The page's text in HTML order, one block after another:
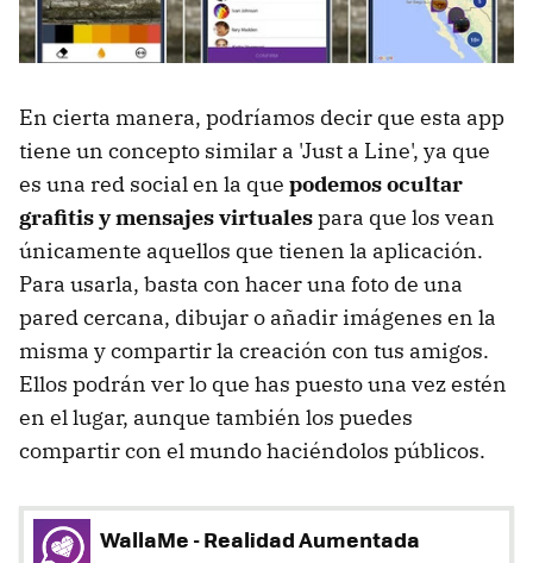
En cierta manera, podríamos decir que esta app
tiene un concepto similar a 'Just a Line', ya que
es una red social en la que podemos ocultar
grafitis y mensajes virtualespara que los vean
únicamente aquellos que tienen la aplicación.
Para usarla, basta con hacer una foto de una
pared cercana, dibujar o añadir imágenes en la
misma y compartir la creación con tus amigos.
Ellos podrán ver lo que has puesto una vez estén
en el lugar, aunque también los puedes
compartir con el mundo haciéndolos públicos.
WallaMe - Realidad Aumentada